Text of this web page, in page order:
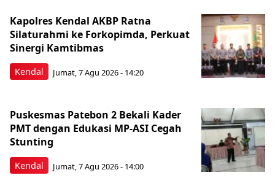
Kendal
Kapolres Kendal AKBP Ratna
Silaturahmi ke Forkopimda, Perkuat
Sinergi Kamtibmas
Jumat, 7 Agu 2026 - 14:20
Kendal
Puskesmas Patebon 2 Bekali Kader
PMT dengan Edukasi MP-ASI Cegah
Stunting
Jumat, 7 Agu 2026 - 14:00